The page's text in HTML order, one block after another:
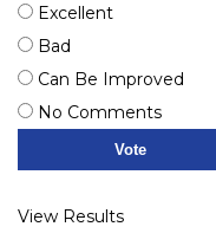
Excellent
Bad
Can Be Improved
No Comments
View Results